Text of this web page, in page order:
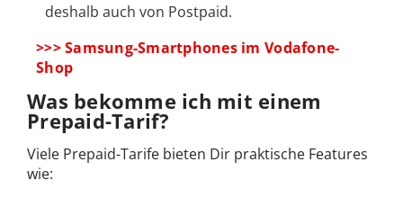
deshalb auch von Postpaid.
>>> Samsung-Smartphones im Vodafone-
Shop
Was bekomme ich mit einem
Prepaid-Tarif?
Viele Prepaid-Tarife bieten Dir praktische Features
wie: